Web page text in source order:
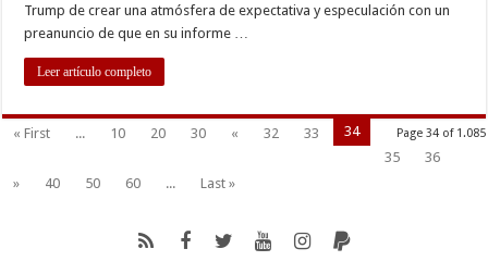
Trump de crear una atmósfera de expectativa y especulación con un
preanuncio de que en su informe …
Leer artículo completo
Page 34 of 1.085
« First ... 10 20 30 « 32 33
34
35
36
»
40 50 60 ... Last »